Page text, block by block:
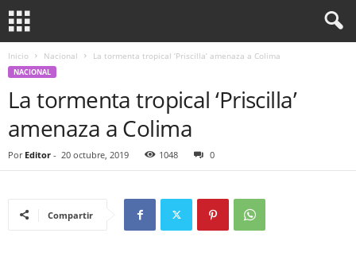
Inicio Nacional La tormenta tropical ‘Priscilla’ amenaza a Colima
NACIONAL
La tormenta tropical ‘Priscilla’
amenaza a Colima
Por Editor - 20 octubre, 2019 1048 0
Compartir